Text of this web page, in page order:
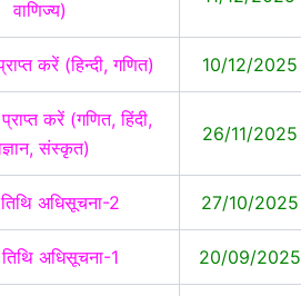
वाणिज्य)
करें (हिन्दी, गणित) 10/12/2025
करें (गणित, हिंदी,
संस्कृत)
26/11/2025
तिथि अधिसूचना-2 27/10/2025
तिथि अधिसूचना-1 20/09/2025